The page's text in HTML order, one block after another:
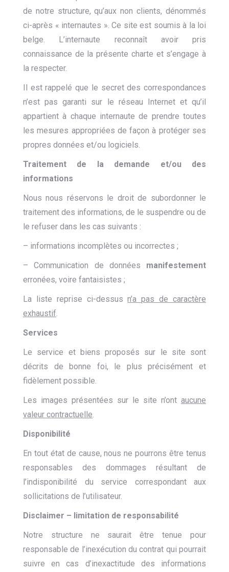
de notre structure, qu’aux non clients, dénommés
ci-après « internautes ». Ce site est soumis à la loi
belge. L’internaute reconnaît avoir pris
connaissance de la présente charte et s’engage à
la respecter.
Il est rappelé que le secret des correspondances
n’est pas garanti sur le réseau Internet et qu’il
appartient à chaque internaute de prendre toutes
les mesures appropriées de façon à protéger ses
propres données et/ou logiciels.
Traitement de la demande et/ou des
informations
Nous nous réservons le droit de subordonner le
traitement des informations, de le suspendre ou de
le refuser dans les cas suivants :
– informations incomplètes ou incorrectes ;
– Communication de données manifestement
erronées, voire fantaisistes ;
La liste reprise ci-dessusn’a pas de caractère
exhaustif.
Services
Le service et biens proposés sur le site sont
décrits de bonne foi, le plus précisément et
fidèlement possible.
Les images présentées sur le site n’ont aucune
valeur contractuelle.
Disponibilité
En tout état de cause, nous ne pourrons être tenus
responsables des dommages résultant de
l’indisponibilité du service correspondant aux
sollicitations de l’utilisateur.
Disclaimer – limitation de responsabilité
Notre structure ne saurait être tenue pour
responsable de l’inexécution du contrat qui pourrait
suivre en cas d’inexactitude des informations